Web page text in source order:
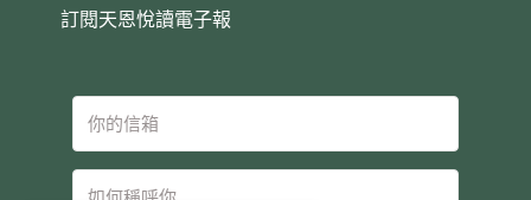
訂閱天恩悅讀電子報